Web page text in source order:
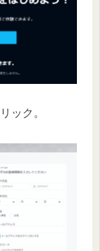
ック。